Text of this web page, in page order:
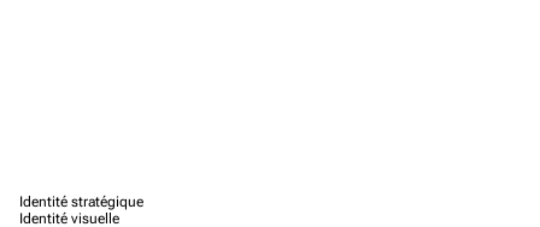
Identité stratégique
Identité visuelle